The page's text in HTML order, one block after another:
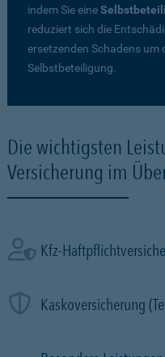
indem Sie eine
reduziert sich die
ersetzenden Schadens um
Selbstbeteiligung.
Die wichtigsten
Versicherung im
Kfz-
Kaskoversicherung